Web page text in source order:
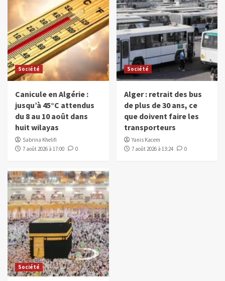
Société
Canicule en Algérie :
jusqu’à 45°C attendus
du 8 au 10 août dans
huit wilayas
Sabrina Khelifi
7 août 2026 à 17:00
0
Société
Alger : retrait des bus
de plus de 30 ans, ce
que doivent faire les
transporteurs
Yanis Kacem
7 août 2026 à 13:24
0
Société